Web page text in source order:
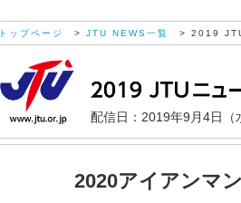
トップページ > JTU NEWS一覧 > 2019
配信日：2019年9月4日（
2020アイアンマ